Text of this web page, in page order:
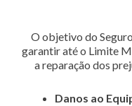
O objetivo do
garantir até o Limite
a reparação dos
Danos ao